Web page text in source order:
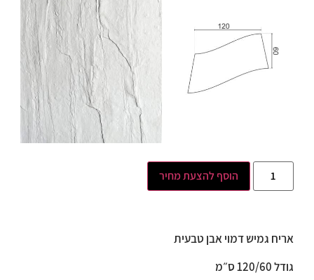
הוסף להצעת מחיר
אריח גמיש דמוי אבן טבעית
גודל 120/60 ס״מ